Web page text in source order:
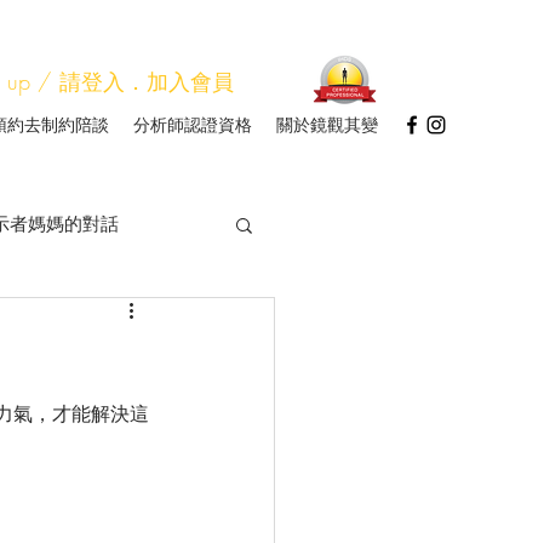
up / 請登入．加入會員
約去制約陪談 分析師認證資格 關於鏡觀其變
者媽媽的對話
我讀
氣，才能解決這